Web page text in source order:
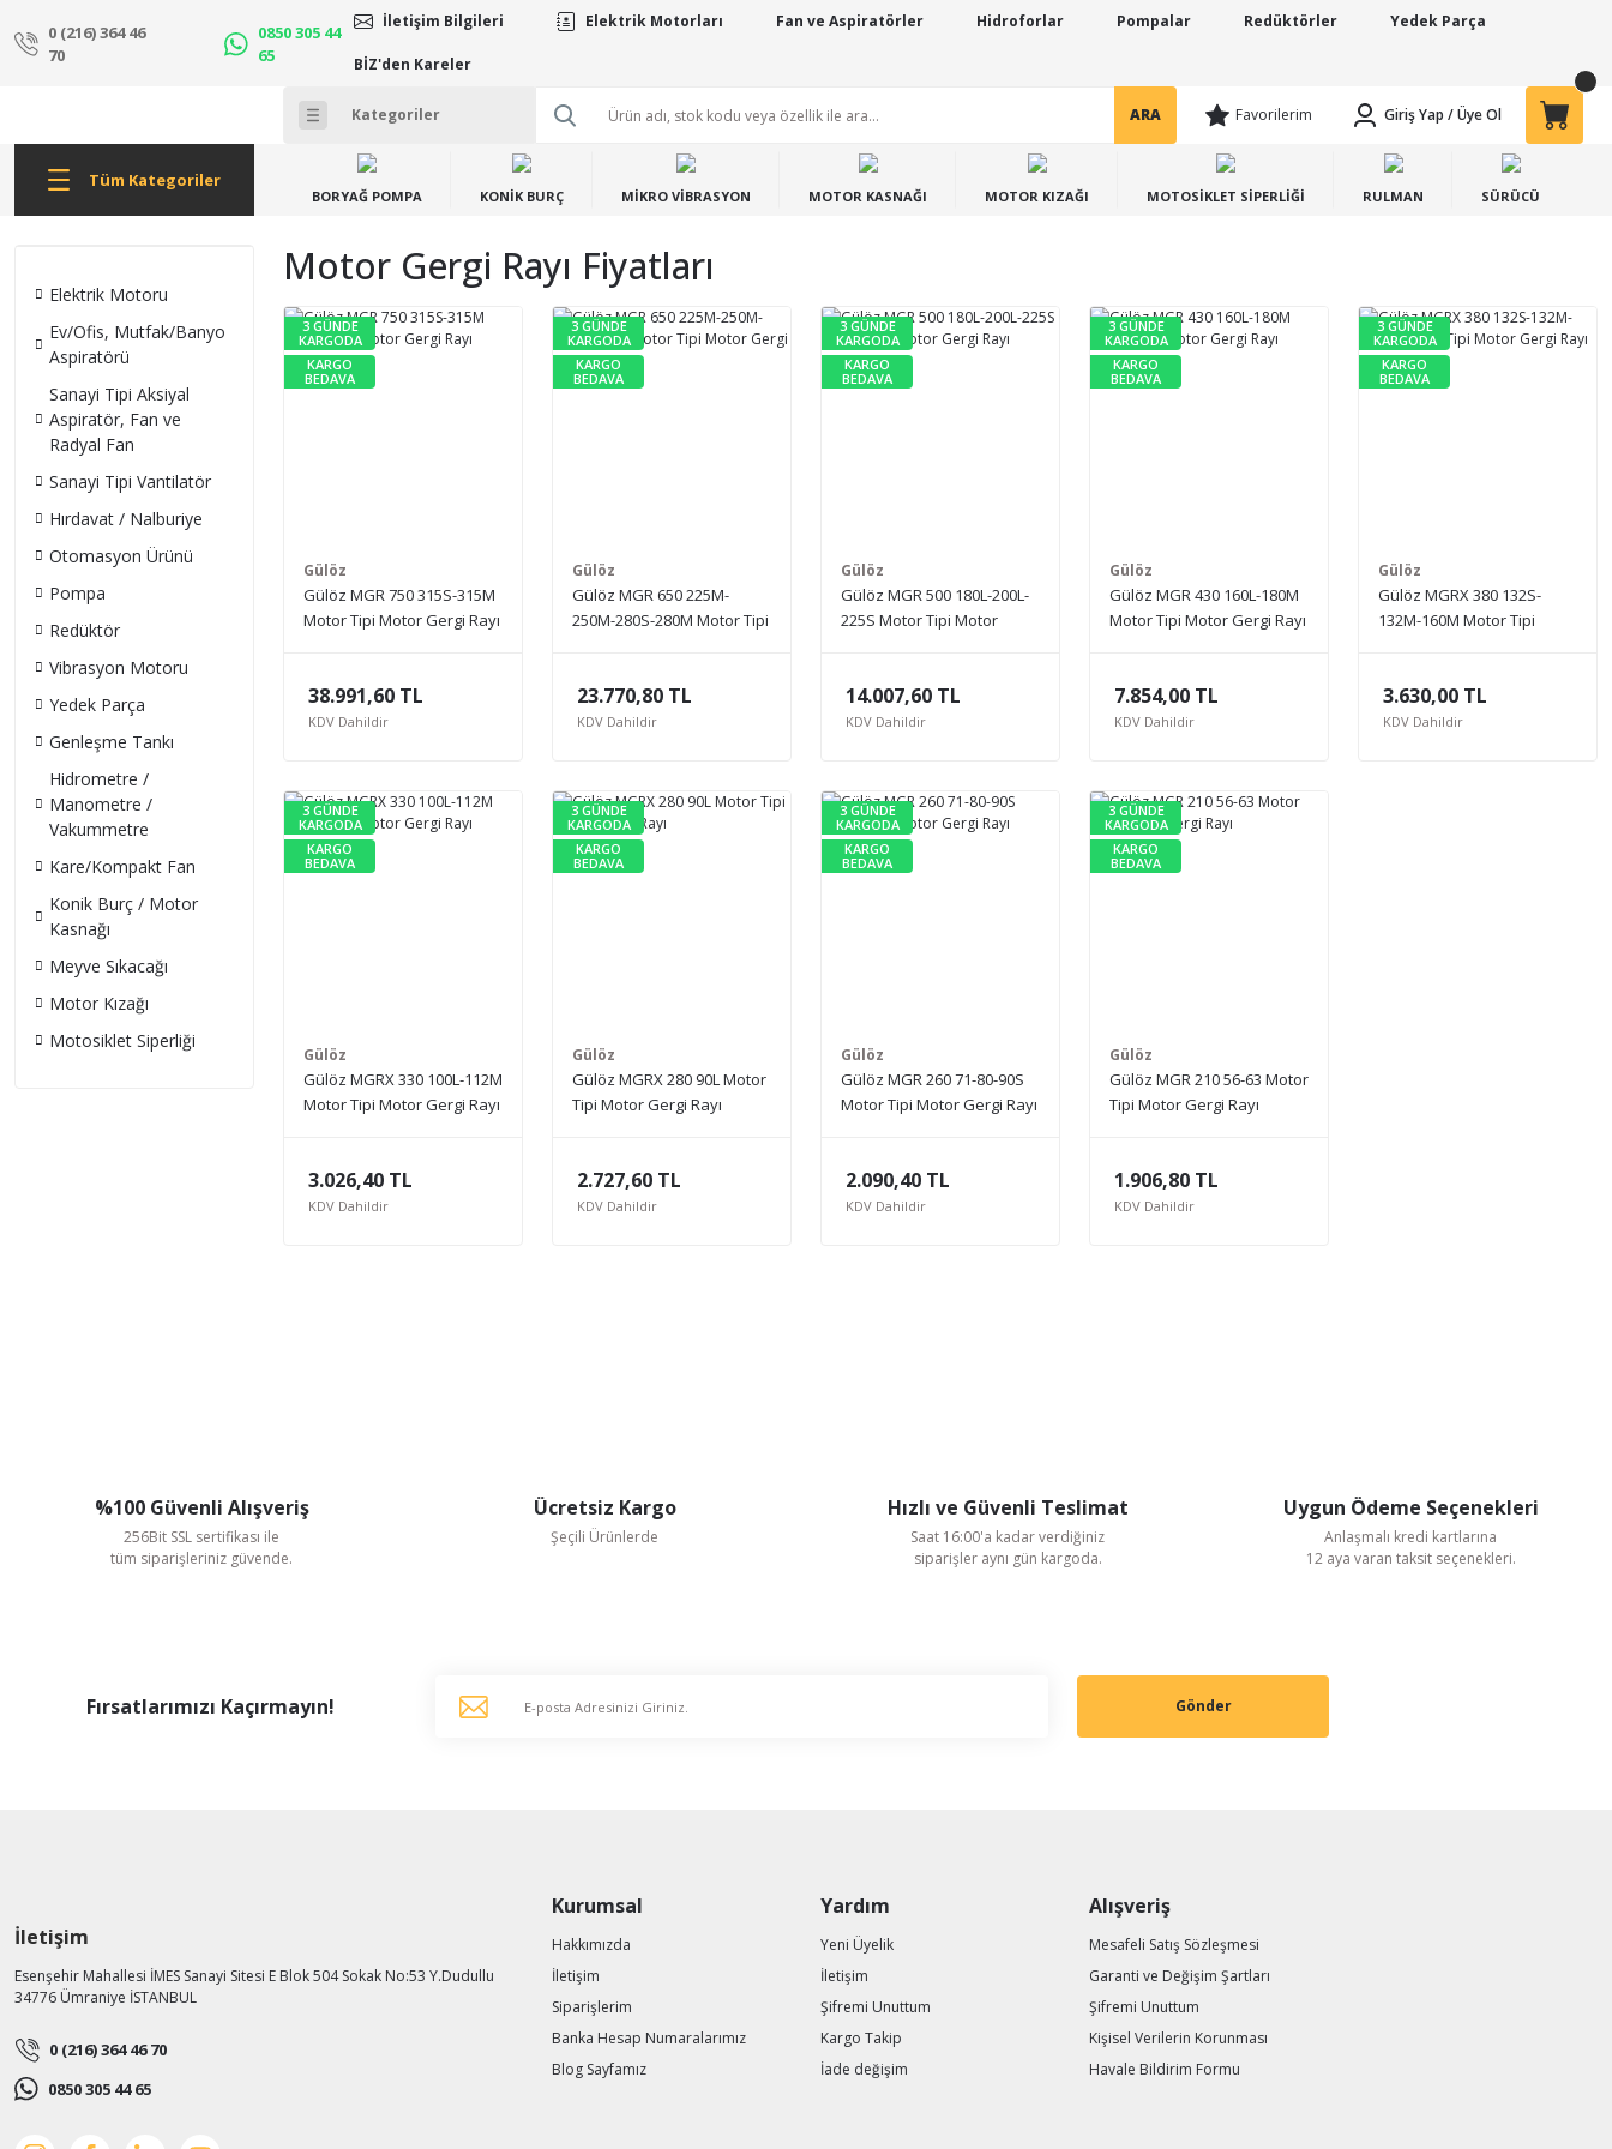
0 (216) 364 46
70
0850 305 44
65
İletişim Bilgileri Elektrik Motorları Fan ve Aspiratörler Hidroforlar Pompalar Redüktörler Yedek Parça
BİZ'den Kareler
ARA Favorilerim Giriş Yap /Üye Ol
Tüm Kategoriler
BORYAĞ POMPA KONİK BURÇ MİKRO VİBRASYON MOTOR KASNAĞI MOTOR KIZAĞI MOTOSİKLET SİPERLİĞİ RULMAN SÜRÜCÜ
Elektrik Motoru
Ev/Ofis, Mutfak/Banyo
Aspiratörü
Sanayi Tipi Aksiyal
Aspiratör, Fan ve
Radyal Fan
Sanayi Tipi Vantilatör
Hırdavat / Nalburiye
Otomasyon Ürünü
Pompa
Redüktör
Vibrasyon Motoru
Yedek Parça
Genleşme Tankı
Hidrometre /
Manometre /
Vakummetre
Kare/Kompakt Fan
Konik Burç / Motor
Kasnağı
Meyve Sıkacağı
Motor Kızağı
Motosiklet Siperliği
Motor Gergi Rayı Fiyatları
3 GÜNDE
KARGODA
KARGO
BEDAVA
Gülöz
Gülöz MGR 750 315S-315M
Motor Tipi Motor Gergi Rayı
38.991,60 TL
KDV Dahildir
3 GÜNDE
KARGODA
KARGO
BEDAVA
Gülöz
Gülöz MGR 650 225M-
250M-280S-280M Motor Tipi
23.770,80 TL
KDV Dahildir
3 GÜNDE
KARGODA
KARGO
BEDAVA
Gülöz
Gülöz MGR 500 180L-200L-
225S Motor Tipi Motor
14.007,60 TL
KDV Dahildir
3 GÜNDE
KARGODA
KARGO
BEDAVA
Gülöz
Gülöz MGR 430 160L-180M
Motor Tipi Motor Gergi Rayı
7.854,00 TL
KDV Dahildir
3 GÜNDE
KARGODA
KARGO
BEDAVA
Gülöz
Gülöz MGRX 380 132S-
132M-160M Motor Tipi
3.630,00 TL
KDV Dahildir
3 GÜNDE
KARGODA
KARGO
BEDAVA
Gülöz
Gülöz MGRX 330 100L-112M
Motor Tipi Motor Gergi Rayı
3.026,40 TL
KDV Dahildir
3 GÜNDE
KARGODA
KARGO
BEDAVA
Gülöz
Gülöz MGRX 280 90L Motor
Tipi Motor Gergi Rayı
2.727,60 TL
KDV Dahildir
3 GÜNDE
KARGODA
KARGO
BEDAVA
Gülöz
Gülöz MGR 260 71-80-90S
Motor Tipi Motor Gergi Rayı
2.090,40 TL
KDV Dahildir
3 GÜNDE
KARGODA
KARGO
BEDAVA
Gülöz
Gülöz MGR 210 56-63 Motor
Tipi Motor Gergi Rayı
1.906,80 TL
KDV Dahildir
%100 Güvenli Alışveriş
256Bit SSL sertifikası ile
tüm siparişleriniz güvende.
Ücretsiz Kargo
Şeçili Ürünlerde
Hızlı ve Güvenli Teslimat
Saat 16:00'a kadar verdiğiniz
siparişler aynı gün kargoda.
Uygun Ödeme Seçenekleri
Anlaşmalı kredi kartlarına
12 aya varan taksit seçenekleri.
Fırsatlarımızı Kaçırmayın! Gönder
İletişim
Esenşehir Mahallesi İMES Sanayi Sitesi E Blok 504 Sokak No:53 Y.Dudullu
34776 Ümraniye İSTANBUL
0 (216) 364 46 70
0850 305 44 65
Kurumsal
Hakkımızda
İletişim
Siparişlerim
Banka Hesap Numaralarımız
Blog Sayfamız
Yardım
Yeni Üyelik
İletişim
Şifremi Unuttum
Kargo Takip
İade değişim
Alışveriş
Mesafeli Satış Sözleşmesi
Garanti ve Değişim Şartları
Şifremi Unuttum
Kişisel Verilerin Korunması
Havale Bildirim Formu